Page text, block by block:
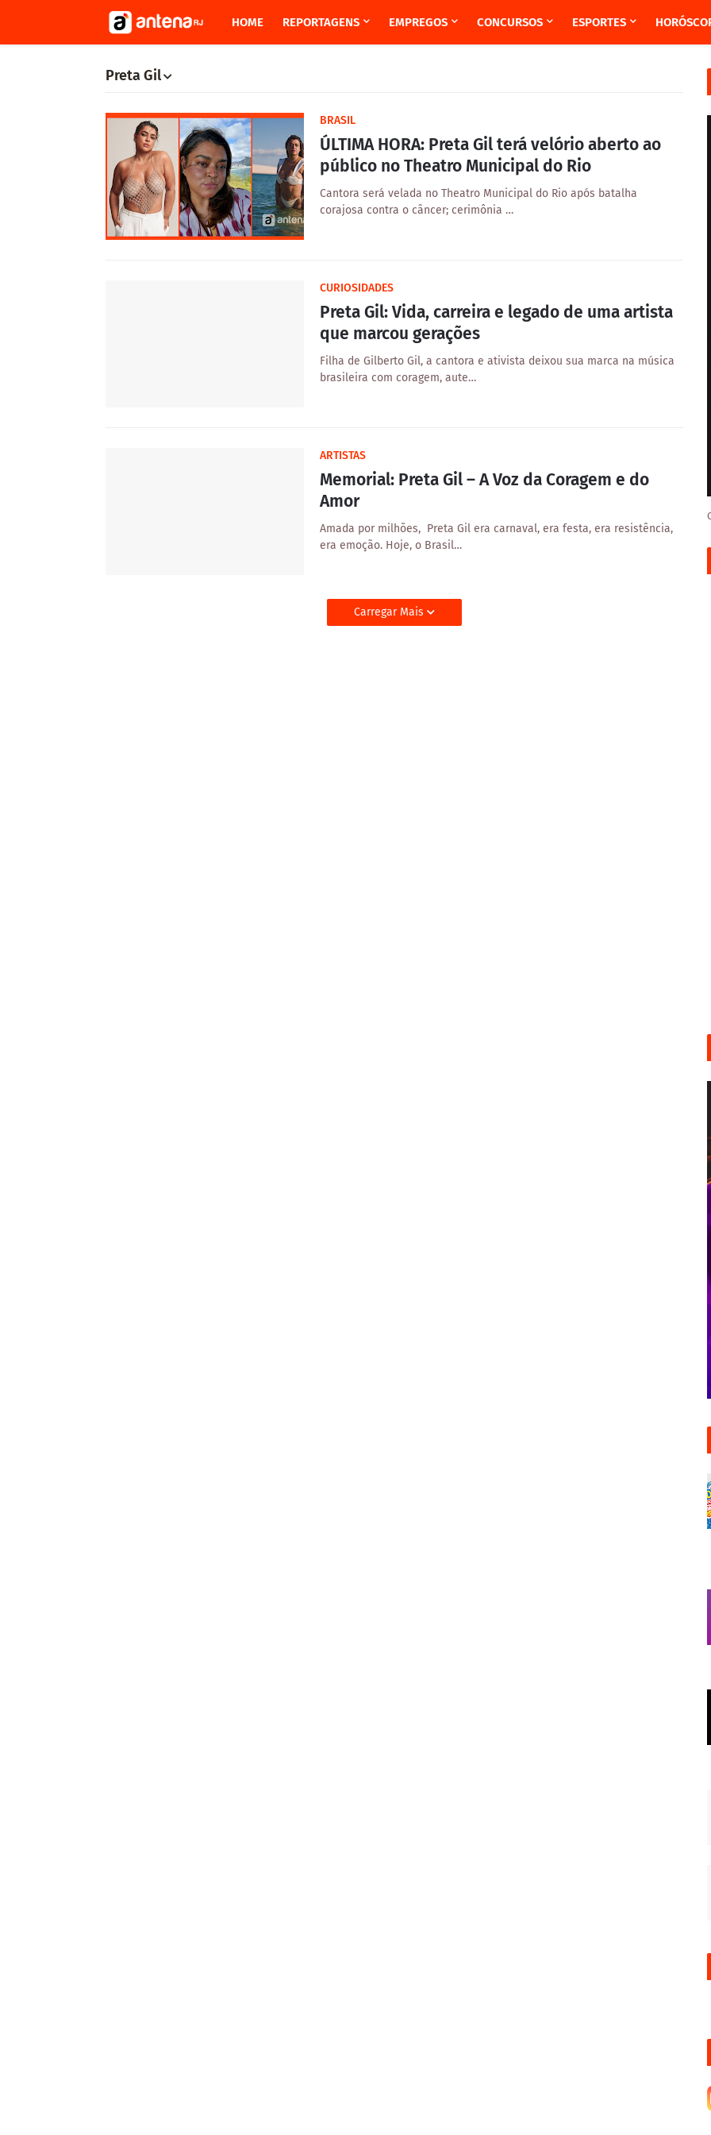
HOME REPORTAGENS EMPREGOS CONCURSOS ESPORTES
Preta Gil
BRASIL
ÚLTIMA HORA: Preta Gil terá velório aberto ao
público no Theatro Municipal do Rio
Cantora será velada no Theatro Municipal do Rio após batalha
corajosa contra o câncer; cerimônia …
CURIOSIDADES
Preta Gil: Vida, carreira e legado de uma artista
que marcou gerações
Filha de Gilberto Gil, a cantora e ativista deixou sua marca na música
brasileira com coragem, aute…
ARTISTAS
Memorial: Preta Gil – A Voz da Coragem e do
Amor
Amada por milhões, Preta Gil era carnaval, era festa, era resistência,
era emoção. Hoje, o Brasil…
Carregar Mais